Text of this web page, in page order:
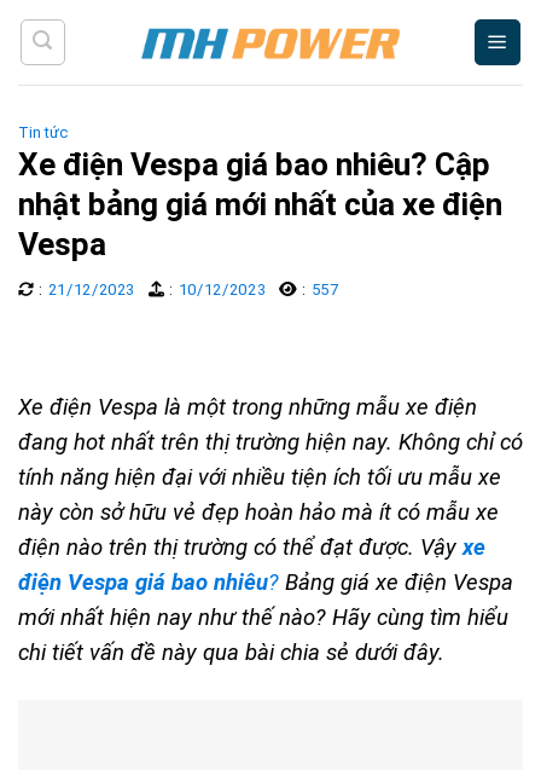
Skip
content
Tin tức
Xe điện Vespa giá bao nhiêu? Cập
nhật bảng giá mới nhất của xe điện
Vespa
: 21/12/2023 : 10/12/2023 : 557
Xe điện Vespa là một trong những mẫu xe điện
đang hot nhất trên thị trường hiện nay. Không chỉ có
tính năng hiện đại với nhiều tiện ích tối ưu mẫu xe
này còn sở hữu vẻ đẹp hoàn hảo mà ít có mẫu xe
điện nào trên thị trường có thể đạt được. Vậyxe
điện Vespa giá bao nhiêu? Bảng giá xe điện Vespa
mới nhất hiện nay như thế nào? Hãy cùng tìm hiểu
chi tiết vấn đề này qua bài chia sẻ dưới đây.